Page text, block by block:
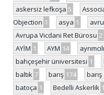
askersiz lefkoşa 5
Objection 1 asya 1
Avrupa Vicdani Ret Bürosu 2
AYİM 1 AYM 14
bahçeşehir üniversitesi 1
baltık 7 barış 174
batoça 1 Bedelli Askerlik